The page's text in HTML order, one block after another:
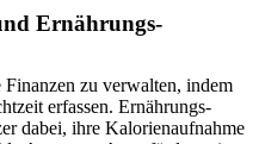
Ernährungs-
zu verwalten, indem
erfassen. Ernährungs-
dabei, ihre Kalorienaufnahme